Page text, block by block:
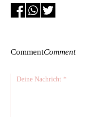
CommentComment